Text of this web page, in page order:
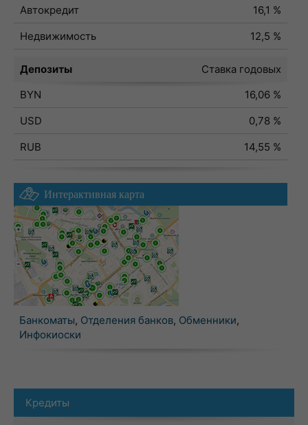
Автокредит
16,1 %
Недвижимость
12,5 %
Депозиты
Ставка годовых
BYN
16,06 %
USD
0,78 %
RUB
14,55 %
Интерактивная карта
Банкоматы, Отделения банков, Обменники,
Инфокиоски
Кредиты